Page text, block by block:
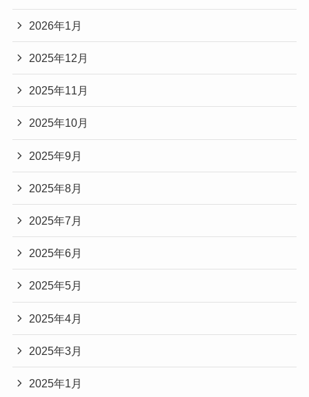
2026年1月
2025年12月
2025年11月
2025年10月
2025年9月
2025年8月
2025年7月
2025年6月
2025年5月
2025年4月
2025年3月
2025年1月